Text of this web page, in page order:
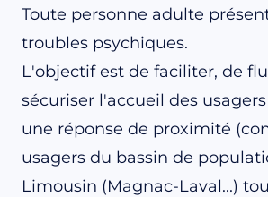
Toute personne adulte
troubles psychiques.
L'objectif est de faciliter, de
sécuriser l'accueil des
une réponse de proximité
usagers du bassin de
Limousin (Magnac-Laval...)